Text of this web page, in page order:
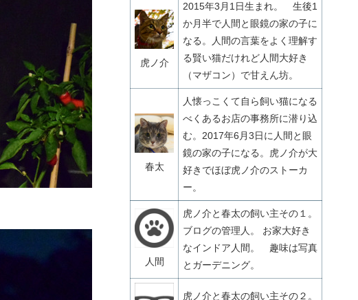
虎ノ介
2015年3月1日生まれ。 生後1
か月半で人間と眼鏡の家の子に
なる。人間の言葉をよく理解す
る賢い猫だけれど人間大好き
（マザコン）で甘えん坊。
春太
人懐っこくて自ら飼い猫になる
べくあるお店の事務所に潜り込
む。2017年6月3日に人間と眼
鏡の家の子になる。虎ノ介が大
好きでほぼ虎ノ介のストーカ
ー。
人間
虎ノ介と春太の飼い主その１。
ブログの管理人。 お家大好き
なインドア人間。 趣味は写真
とガーデニング。
虎ノ介と春太の飼い主その２。